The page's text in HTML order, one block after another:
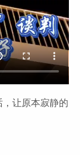
，让原本寂静的